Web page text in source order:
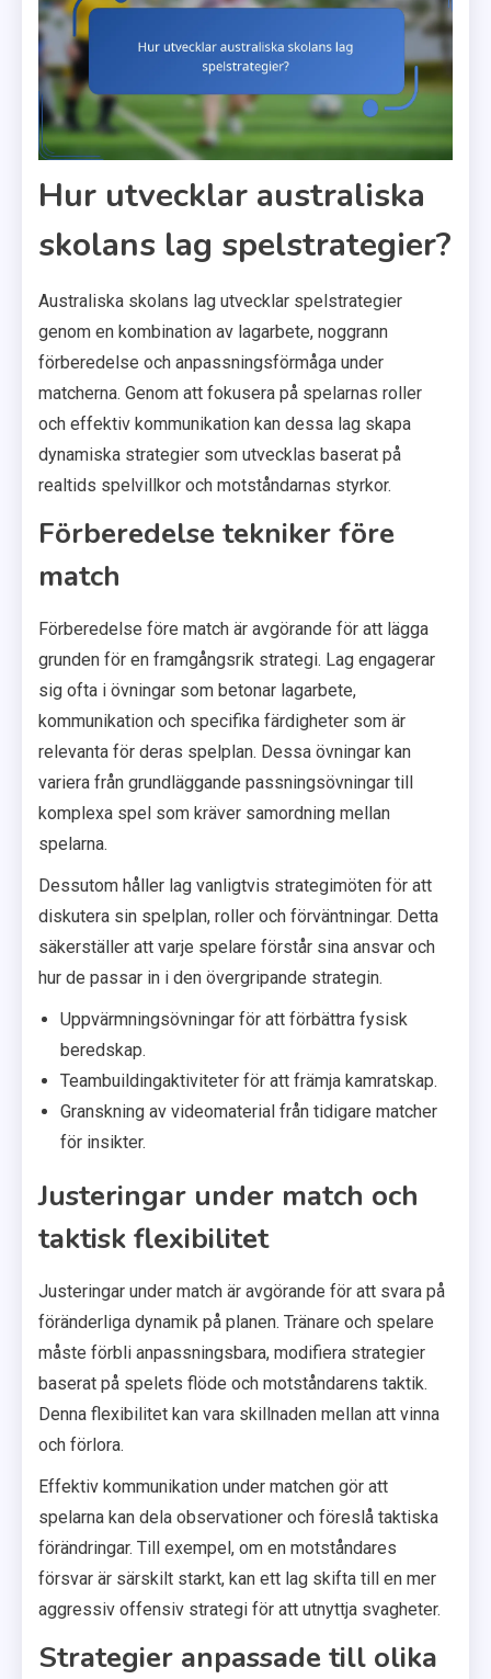
Hur utvecklar australiska
skolans lag spelstrategier?
Australiska skolans lag utvecklar spelstrategier
genom en kombination av lagarbete, noggrann
förberedelse och anpassningsförmåga under
matcherna. Genom att fokusera på spelarnas roller
och effektiv kommunikation kan dessa lag skapa
dynamiska strategier som utvecklas baserat på
realtids spelvillkor och motståndarnas styrkor.
Förberedelse tekniker före
match
Förberedelse före match är avgörande för att lägga
grunden för en framgångsrik strategi. Lag engagerar
sig ofta i övningar som betonar lagarbete,
kommunikation och specifika färdigheter som är
relevanta för deras spelplan. Dessa övningar kan
variera från grundläggande passningsövningar till
komplexa spel som kräver samordning mellan
spelarna.
Dessutom håller lag vanligtvis strategimöten för att
diskutera sin spelplan, roller och förväntningar. Detta
säkerställer att varje spelare förstår sina ansvar och
hur de passar in i den övergripande strategin.
Uppvärmningsövningar för att förbättra fysisk
beredskap.
Teambuildingaktiviteter för att främja kamratskap.
Granskning av videomaterial från tidigare matcher
för insikter.
Justeringar under match och
taktisk flexibilitet
Justeringar under match är avgörande för att svara på
föränderliga dynamik på planen. Tränare och spelare
måste förbli anpassningsbara, modifiera strategier
baserat på spelets flöde och motståndarens taktik.
Denna flexibilitet kan vara skillnaden mellan att vinna
och förlora.
Effektiv kommunikation under matchen gör att
spelarna kan dela observationer och föreslå taktiska
förändringar. Till exempel, om en motståndares
försvar är särskilt starkt, kan ett lag skifta till en mer
aggressiv offensiv strategi för att utnyttja svagheter.
Strategier anpassade till olika